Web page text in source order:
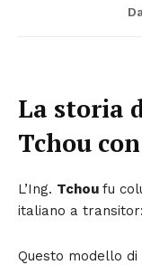
La storia
Tchou
L’Ing. Tchou fu
italiano a
Questo modello